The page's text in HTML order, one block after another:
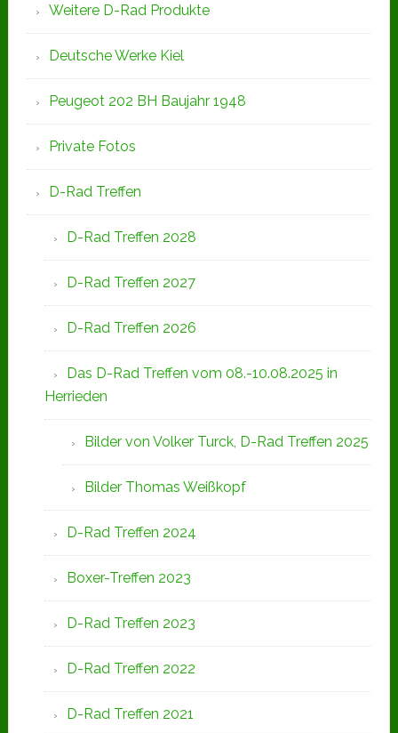
Weitere D-Rad Produkte
Deutsche Werke Kiel
Peugeot 202 BH Baujahr 1948
Private Fotos
D-Rad Treffen
D-Rad Treffen 2028
D-Rad Treffen 2027
D-Rad Treffen 2026
Das D-Rad Treffen vom 08.-10.08.2025 in
Herrieden
Bilder von Volker Turck, D-Rad Treffen 2025
Bilder Thomas Weißkopf
D-Rad Treffen 2024
Boxer-Treffen 2023
D-Rad Treffen 2023
D-Rad Treffen 2022
D-Rad Treffen 2021